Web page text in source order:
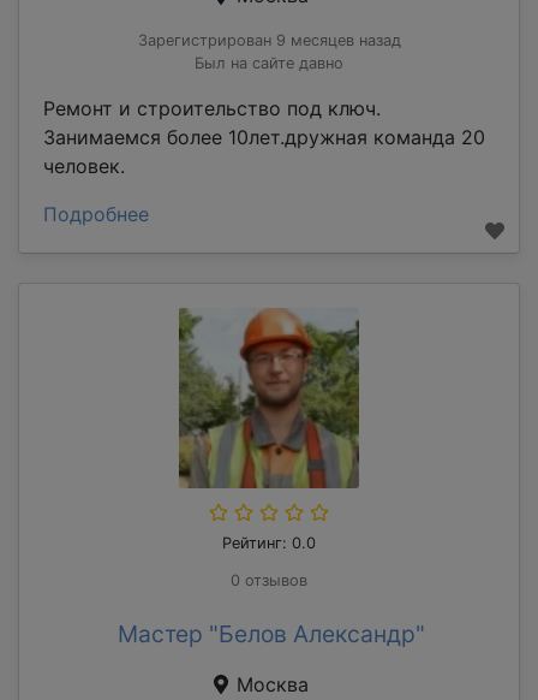
Зарегистрирован 9 месяцев назад
Был на сайте давно
Ремонт и строительство под ключ.
Занимаемся более 10лет.дружная команда 20
человек.
Подробнее
Рейтинг: 0.0
0 отзывов
Мастер "Белов Александр"
Москва